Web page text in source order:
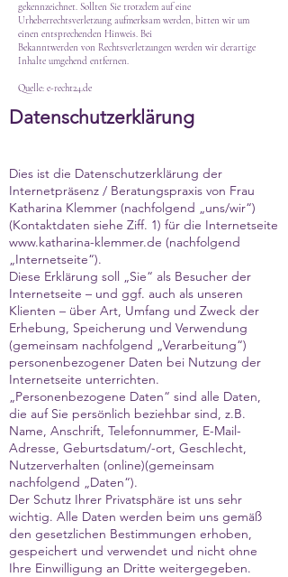
gekennzeichnet. Sollten Sie trotzdem auf eine
Urheberrechtsverletzung aufmerksam werden, bitten wir um
einen entsprechenden Hinweis. Bei
Bekanntwerden von Rechtsverletzungen werden wir derartige
Inhalte umgehend entfernen.
Quelle: e-recht24.de
Datenschutzerklärung
Dies ist die Datenschutzerklärung der
Internetpräsenz / Beratungspraxis von Frau
Katharina Klemmer (nachfolgend „uns/wir“)
(Kontaktdaten siehe Ziff. 1) für die Internetseite
www.katharina-klemmer.de (nachfolgend
„Internetseite“).
Diese Erklärung soll „Sie“ als Besucher der
Internetseite – und ggf. auch als unseren
Klienten – über Art, Umfang und Zweck der
Erhebung, Speicherung und Verwendung
(gemeinsam nachfolgend „Verarbeitung“)
personenbezogener Daten bei Nutzung der
Internetseite unterrichten.
„Personenbezogene Daten“ sind alle Daten,
die auf Sie persönlich beziehbar sind, z.B.
Name, Anschrift, Telefonnummer, E-Mail-
Adresse, Geburtsdatum/-ort, Geschlecht,
Nutzerverhalten (online)(gemeinsam
nachfolgend „Daten“).
Der Schutz Ihrer Privatsphäre ist uns sehr
wichtig. Alle Daten werden beim uns gemäß
den gesetzlichen Bestimmungen erhoben,
gespeichert und verwendet und nicht ohne
Ihre Einwilligung an Dritte weitergegeben.